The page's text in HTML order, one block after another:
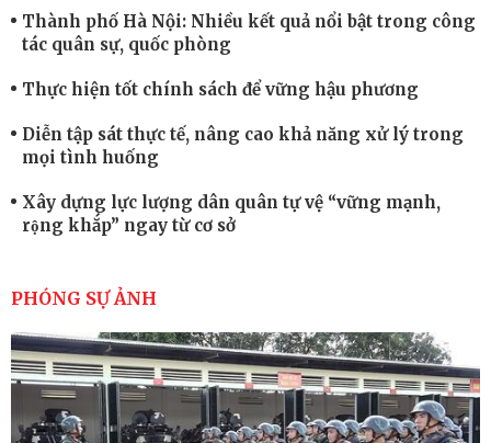
Thành phố Hà Nội: Nhiều kết quả nổi bật trong công
tác quân sự, quốc phòng
Thực hiện tốt chính sách để vững hậu phương
Diễn tập sát thực tế, nâng cao khả năng xử lý trong
mọi tình huống
Xây dựng lực lượng dân quân tự vệ “vững mạnh,
rộng khắp” ngay từ cơ sở
cao sức mạnh chiến đấu
Tiểu đoàn Thiết giáp hoàn thành tốt diễn tập chiến
thuật có bắn đạn thật
Nơi sinh viên rèn ý trí, luyện kỹ năng
PHÓNG SỰ ẢNH